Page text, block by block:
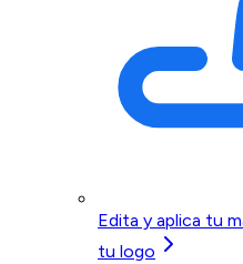
Edita y aplica tu
tu logo